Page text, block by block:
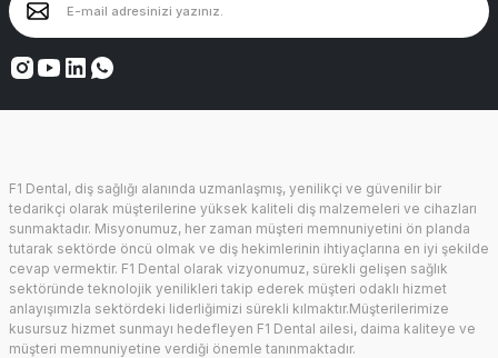
F1 Dental, diş sağlığı alanında uzmanlaşmış, yenilikçi ve güvenilir bir
tedarikçi olarak müşterilerine yüksek kaliteli diş malzemeleri ve cihazları
sunmaktadır. Misyonumuz, her zaman müşteri memnuniyetini ön planda
tutarak sektörde öncü olmak ve diş hekimlerinin ihtiyaçlarına en iyi şekilde
cevap vermektir. F1 Dental olarak vizyonumuz, sürekli gelişen sağlık
sektöründe teknolojik yenilikleri takip ederek müşteri odaklı hizmet
anlayışımızla sektördeki liderliğimizi sürekli kılmaktır.Müşterilerimize
kusursuz hizmet sunmayı hedefleyen F1 Dental ailesi, daima kaliteye ve
müşteri memnuniyetine verdiği önemle tanınmaktadır.